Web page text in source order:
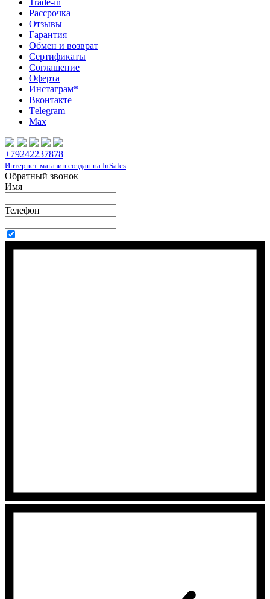
Trade-in
Рассрочка
Отзывы
Гарантия
Обмен и возврат
Сертификаты
Соглашение
Оферта
Инcтаграм*
Вконтакте
Тelegram
Max
+79242237878
Интернет-магазин создан на InSales
Обратный звонок
Имя
Телефон